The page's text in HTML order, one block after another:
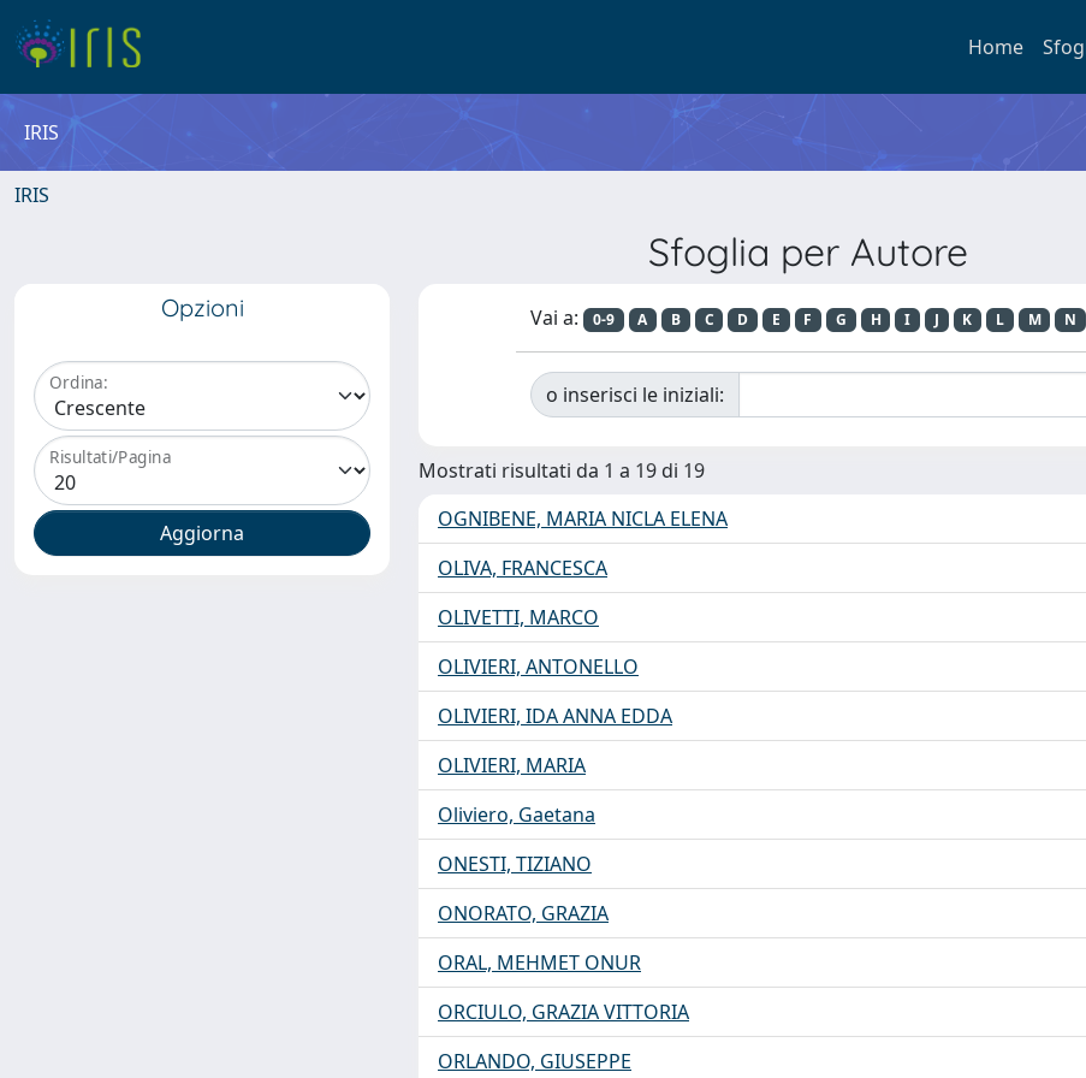
Home
IRIS
IRIS
Sfoglia per Autore
Opzioni
Ordina:
Risultati/Pagina
Vai a: 0-9 A B C D E F G H I J K L M N
o inserisci le iniziali:
Mostrati risultati da 1 a 19 di 19
OGNIBENE, MARIA NICLA ELENA
OLIVA, FRANCESCA
OLIVETTI, MARCO
OLIVIERI, ANTONELLO
OLIVIERI, IDA ANNA EDDA
OLIVIERI, MARIA
Oliviero, Gaetana
ONESTI, TIZIANO
ONORATO, GRAZIA
ORAL, MEHMET ONUR
ORCIULO, GRAZIA VITTORIA
ORLANDO, GIUSEPPE